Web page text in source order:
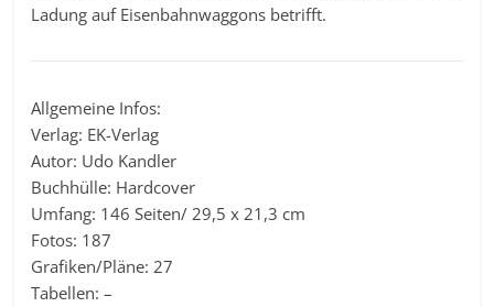
Ladung auf Eisenbahnwaggons betrifft.
Allgemeine Infos:
Verlag: EK-Verlag
Autor: Udo Kandler
Buchhülle: Hardcover
Umfang: 146 Seiten/ 29,5 x 21,3 cm
Fotos: 187
Grafiken/Pläne: 27
Tabellen: –